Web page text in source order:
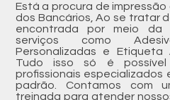
Está a procura de
dos Bancários, Ao se tratar
encontrada por meio da
serviços como
Personalizadas e Etiqueta
Tudo isso só é
profissionais especializados
padrão. Contamos com
treinada para atender